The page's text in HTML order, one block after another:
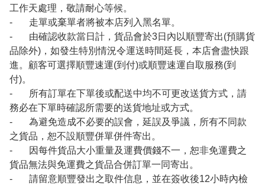
工作天處理，敬請耐心等候。
- 走單或棄單者將被本店列入黑名單。
- 由確認收款當日計，貨品會於3日內以順豐寄出(預購貨
品除外)，如發生特別情況令運送時間延長，本店會盡快跟
進。顧客可選擇順豐速運(到付)或順豐速運自取服務(到
付)。
- 所有訂單在下單後或配送中均不可更改送貨方式，請
務必在下單時確認所需要的送貨地址或方式。
- 為避免造成不必要的誤會，延誤及爭議，所有不同款
之貨品，恕不設順豐併單併件寄出。
- 因每件貨品大小重量及運費價錢不一，恕非免運費之
貨品無法與免運費之貨品合併訂單一同寄出。
- 請留意順豐發出之取件信息，並在簽收後12小時內檢